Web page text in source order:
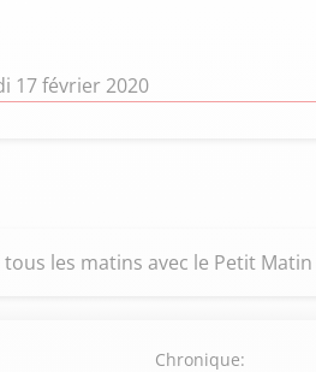
17 février 2020
les matins avec le Petit Matin
Chronique: